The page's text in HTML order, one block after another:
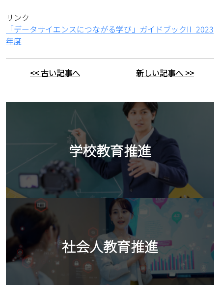
リンク
「データサイエンスにつながる学び」ガイドブックII_2023
年度
<< 古い記事へ 新しい記事へ >>
学校教育推進
社会人教育推進